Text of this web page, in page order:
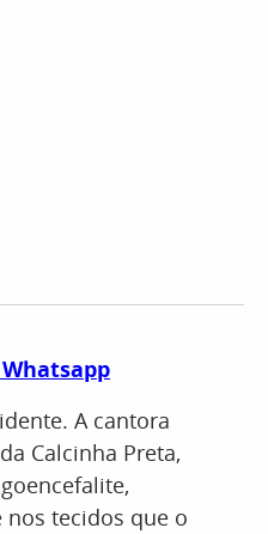
A cantora
Calcinha Preta,
tecidos que o